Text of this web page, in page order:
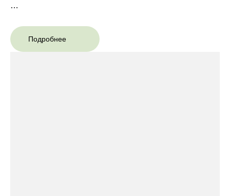
покупают недвижимость в проектах по рекомендации
друзей/Подробнее